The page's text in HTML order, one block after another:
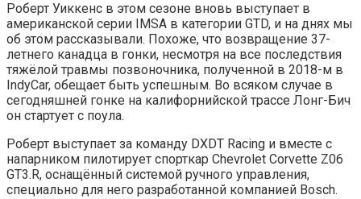
Роберт Уиккенс в этом сезоне вновь выступает в
американской серии IMSA в категории GTD, и на днях мы
об этом рассказывали. Похоже, что возвращение 37-
летнего канадца в гонки, несмотря на все последствия
тяжёлой травмы позвоночника, полученной в 2018-м в
IndyCar, обещает быть успешным. Во всяком случае в
сегодняшней гонке на калифорнийской трассе Лонг-Бич
он стартует с поула.
Роберт выступает за команду DXDT Racing и вместе с
напарником пилотирует спорткар Chevrolet Corvette Z06
GT3.R, оснащённый системой ручного управления,
специально для него разработанной компанией Bosch.